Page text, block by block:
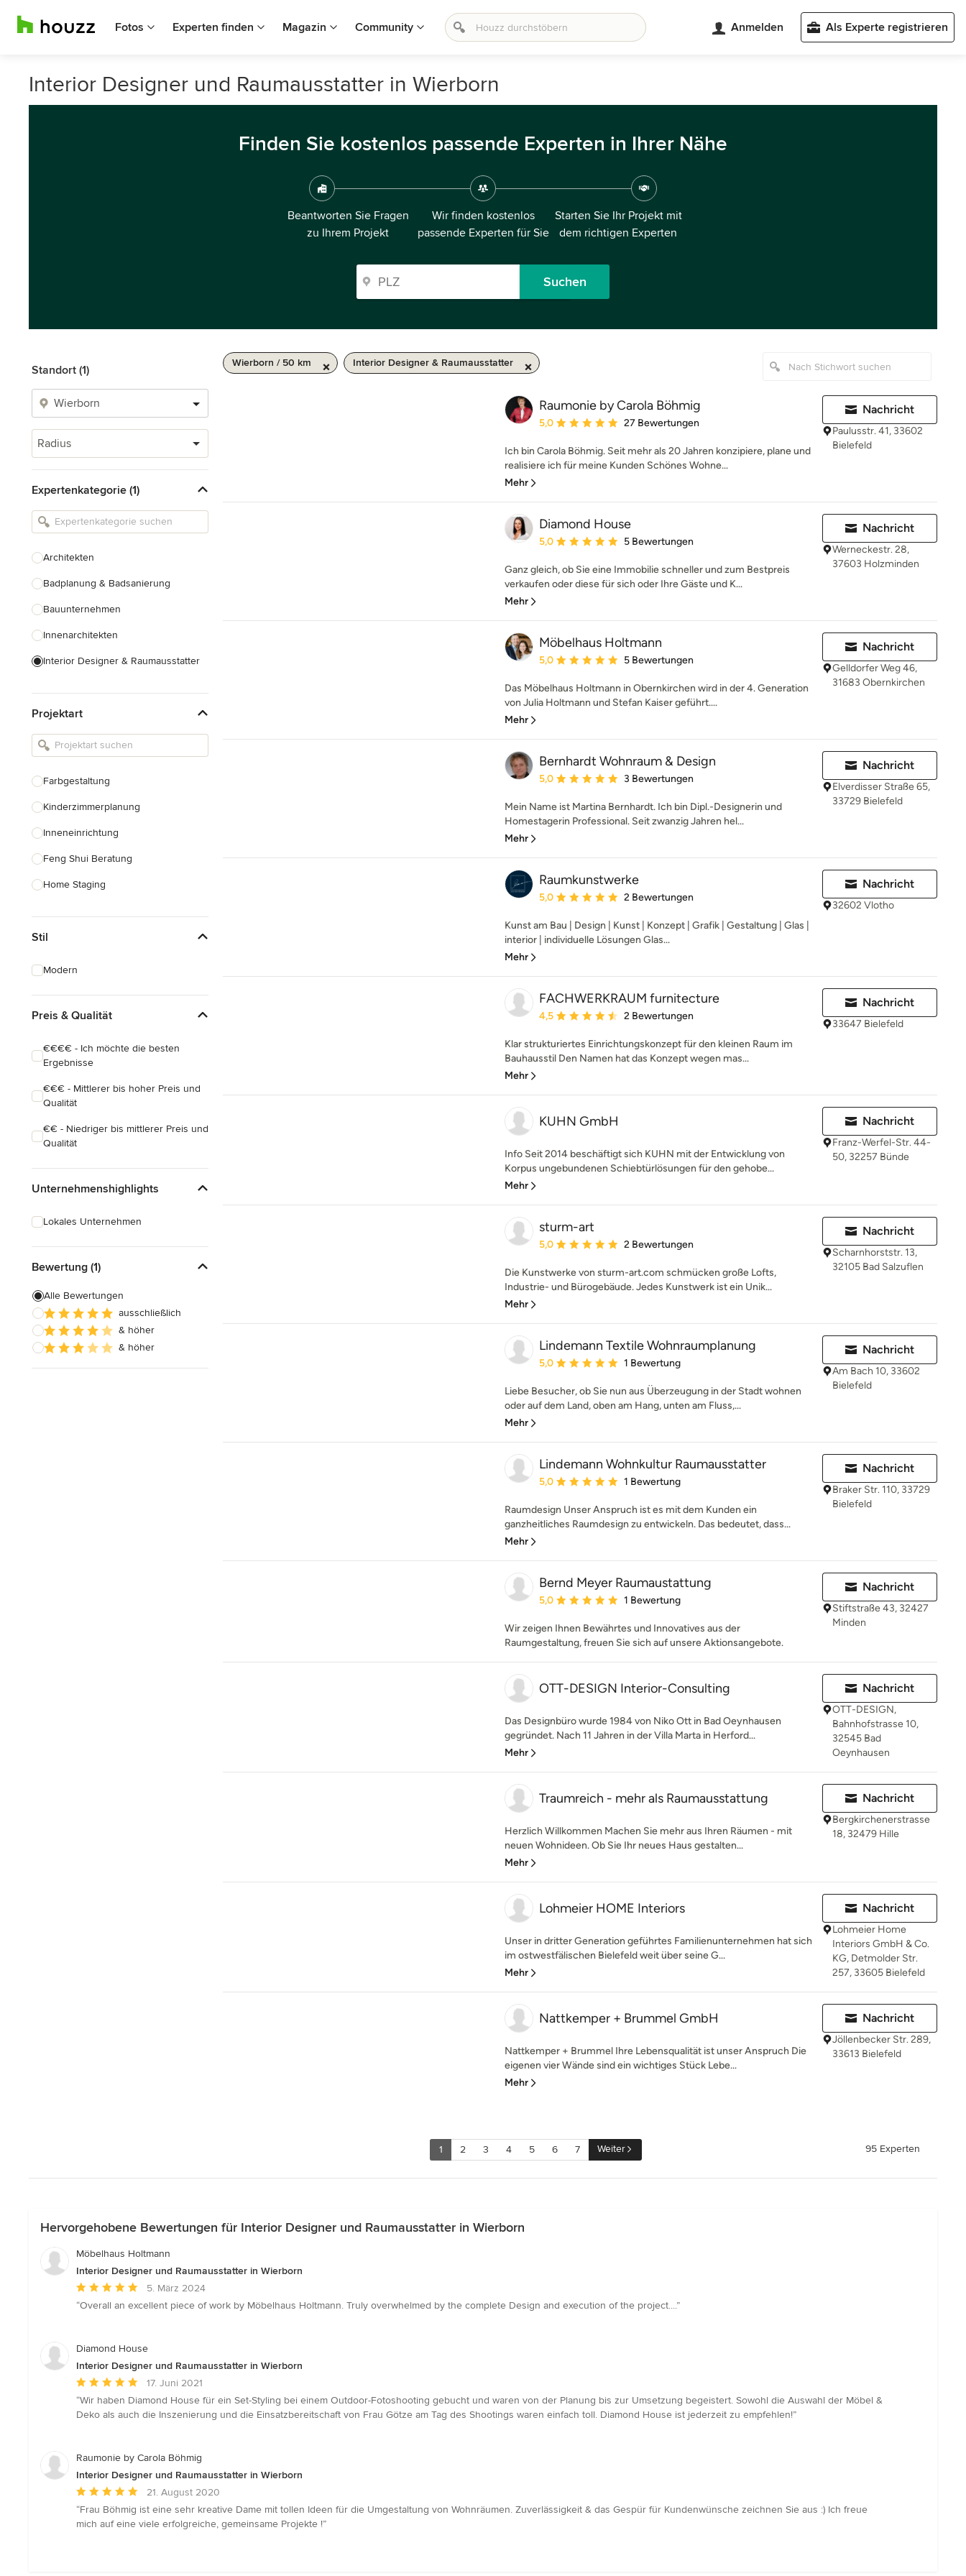
Fotos Experten finden Magazin Community Anmelden Als Experte registrieren
Interior Designer und Raumausstatter in Wierborn
Finden Sie kostenlos passende Experten in Ihrer Nähe
Beantworten Sie Fragen
zu Ihrem Projekt
Wir finden kostenlos
passende Experten für Sie
Starten Sie Ihr Projekt mit
dem richtigen Experten
Suchen
Standort (1)
Radius
Expertenkategorie (1)
Architekten
Badplanung & Badsanierung
Bauunternehmen
Innenarchitekten
Interior Designer & Raumausstatter
Landschaftsarchitekten
Armaturen & Sanitärbedarf
Einbauschränke
Projektart
Farbgestaltung
Kinderzimmerplanung
Inneneinrichtung
Feng Shui Beratung
Home Staging
Alle anzeigen
Stil
Modern
Preis & Qualität
€€€€ - Ich möchte die besten
Ergebnisse
€€€ - Mittlerer bis hoher Preis und
Qualität
€€ - Niedriger bis mittlerer Preis und
Qualität
Unternehmenshighlights
Lokales Unternehmen
Bewertung (1)
Alle Bewertungen
ausschließlich
& höher
& höher
Wierborn / 50 km Interior Designer & Raumausstatter
Raumonie by Carola Böhmig
Durchschnittliche Bewertung: 5 von 5 Sternen
5,0 27 Bewertungen
Ich bin Carola Böhmig. Seit mehr als 20 Jahren konzipiere, plane und
realisiere ich für meine Kunden Schönes Wohne...
Mehr
Nachricht
Paulusstr. 41, 33602
Bielefeld
Diamond House
Durchschnittliche Bewertung: 5 von 5 Sternen
5,0 5 Bewertungen
Ganz gleich, ob Sie eine Immobilie schneller und zum Bestpreis
verkaufen oder diese für sich oder Ihre Gäste und K...
Mehr
Nachricht
Werneckestr. 28,
37603 Holzminden
Möbelhaus Holtmann
Durchschnittliche Bewertung: 5 von 5 Sternen
5,0 5 Bewertungen
Das Möbelhaus Holtmann in Obernkirchen wird in der 4. Generation
von Julia Holtmann und Stefan Kaiser geführt....
Mehr
Nachricht
Gelldorfer Weg 46,
31683 Obernkirchen
Bernhardt Wohnraum & Design
Durchschnittliche Bewertung: 5 von 5 Sternen
5,0 3 Bewertungen
Mein Name ist Martina Bernhardt. Ich bin Dipl.-Designerin und
Homestagerin Professional. Seit zwanzig Jahren hel...
Mehr
Nachricht
Elverdisser Straße 65,
33729 Bielefeld
Raumkunstwerke
Durchschnittliche Bewertung: 5 von 5 Sternen
5,0 2 Bewertungen
Kunst am Bau | Design | Kunst | Konzept | Grafik | Gestaltung | Glas |
interior | individuelle Lösungen Glas...
Mehr
Nachricht
32602 Vlotho
FACHWERKRAUM furnitecture
Durchschnittliche Bewertung: 4.5 von 5 Sternen
4,5 2 Bewertungen
Klar strukturiertes Einrichtungskonzept für den kleinen Raum im
Bauhausstil Den Namen hat das Konzept wegen mas...
Mehr
Nachricht
33647 Bielefeld
KUHN GmbH
Info Seit 2014 beschäftigt sich KUHN mit der Entwicklung von
Korpus ungebundenen Schiebtürlösungen für den gehobe...
Mehr
Nachricht
Franz-Werfel-Str. 44-
50, 32257 Bünde
sturm-art
Durchschnittliche Bewertung: 5 von 5 Sternen
5,0 2 Bewertungen
Die Kunstwerke von sturm-art.com schmücken große Lofts,
Industrie- und Bürogebäude. Jedes Kunstwerk ist ein Unik...
Mehr
Nachricht
Scharnhorststr. 13,
32105 Bad Salzuflen
Lindemann Textile Wohnraumplanung
Durchschnittliche Bewertung: 5 von 5 Sternen
5,0 1 Bewertung
Liebe Besucher, ob Sie nun aus Überzeugung in der Stadt wohnen
oder auf dem Land, oben am Hang, unten am Fluss,...
Mehr
Nachricht
Am Bach 10, 33602
Bielefeld
Lindemann Wohnkultur Raumausstatter
Durchschnittliche Bewertung: 5 von 5 Sternen
5,0 1 Bewertung
Raumdesign Unser Anspruch ist es mit dem Kunden ein
ganzheitliches Raumdesign zu entwickeln. Das bedeutet, dass...
Mehr
Nachricht
Braker Str. 110, 33729
Bielefeld
Bernd Meyer Raumaustattung
Durchschnittliche Bewertung: 5 von 5 Sternen
5,0 1 Bewertung
Wir zeigen Ihnen Bewährtes und Innovatives aus der
Raumgestaltung, freuen Sie sich auf unsere Aktionsangebote.
Nachricht
Stiftstraße 43, 32427
Minden
OTT-DESIGN Interior-Consulting
Das Designbüro wurde 1984 von Niko Ott in Bad Oeynhausen
gegründet. Nach 11 Jahren in der Villa Marta in Herford...
Mehr
Nachricht
OTT-DESIGN,
Bahnhofstrasse 10,
32545 Bad
Oeynhausen
Traumreich - mehr als Raumausstattung
Herzlich Willkommen Machen Sie mehr aus Ihren Räumen - mit
neuen Wohnideen. Ob Sie Ihr neues Haus gestalten...
Mehr
Nachricht
Bergkirchenerstrasse
18, 32479 Hille
Lohmeier HOME Interiors
Unser in dritter Generation geführtes Familienunternehmen hat sich
im ostwestfälischen Bielefeld weit über seine G...
Mehr
Nachricht
Lohmeier Home
Interiors GmbH & Co.
KG, Detmolder Str.
257, 33605 Bielefeld
Nattkemper + Brummel GmbH
Nattkemper + Brummel Ihre Lebensqualität ist unser Anspruch Die
eigenen vier Wände sind ein wichtiges Stück Lebe...
Mehr
Nachricht
Jöllenbecker Str. 289,
33613 Bielefeld
1 2 3 4 5 6 7 Weiter 95 Experten
Hervorgehobene Bewertungen für Interior Designer und Raumausstatter in Wierborn
Möbelhaus Holtmann
Interior Designer und Raumausstatter in Wierborn
Durchschnittliche
Bewertung:
5
5. März 2024
“Overall an excellent piece of work by Möbelhaus Holtmann. Truly overwhelmed by the complete Design and execution of the project....”
Diamond House
Interior Designer und Raumausstatter in Wierborn
Durchschnittliche
Bewertung:
5
Sternen
17. Juni 2021
“Wir haben Diamond House für ein Set-Styling bei einem Outdoor-Fotoshooting gebucht und waren von der Planung bis zur Umsetzung begeistert. Sowohl die Auswahl der Möbel &
Deko als auch die Inszenierung und die Einsatzbereitschaft von Frau Götze am Tag des Shootings waren einfach toll. Diamond House ist jederzeit zu empfehlen!”
Raumonie by Carola Böhmig
Interior Designer und Raumausstatter in Wierborn
Durchschnittliche
Bewertung:
5
21. August 2020
“Frau Böhmig ist eine sehr kreative Dame mit tollen Ideen für die Umgestaltung von Wohnräumen. Zuverlässigkeit & das Gespür für Kundenwünsche zeichnen Sie aus :) Ich freue
mich auf eine viele erfolgreiche, gemeinsame Projekte !”